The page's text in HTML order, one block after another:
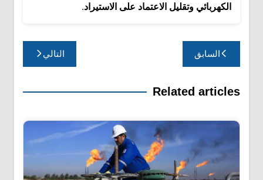
الكهربائي وتقليل الاعتماد على الاستيراد.
تصفّح
المقالات
السابق التالي
Related articles